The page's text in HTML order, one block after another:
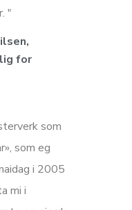
"
for
som
som eg
i 2005
mi i